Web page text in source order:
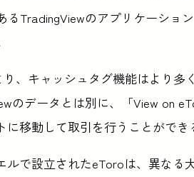
るTradingViewのアプリケーショ
、キャッシュタグ機能はより多
のデータとは別に、「View on
に移動して取引を行うことができ
ルで設立されたeToroは、異なる